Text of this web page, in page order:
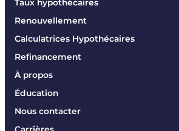
Taux hypothécaires
Renouvellement
Calculatrices Hypothécaires
Refinancement
À propos
Éducation
Nous contacter